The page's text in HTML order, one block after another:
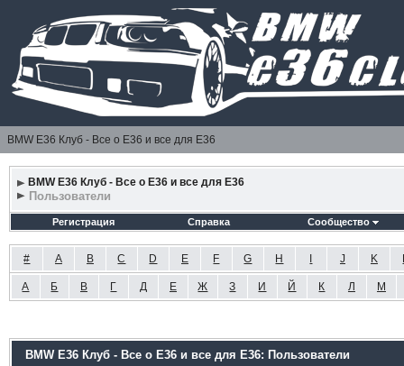
BMW E36 Клуб - Все о Е36 и все для Е36
BMW E36 Клуб - Все о Е36 и все для Е36
Пользователи
Регистрация Справка Сообщество
# A B C D E F G H J K
А Б В Г Д Е Ж З И Й К Л М
BMW E36 Клуб - Все о Е36 и все для Е36: Пользователи